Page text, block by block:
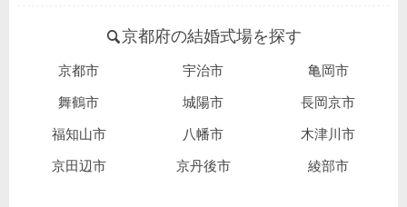
京都府の結婚式場を探す
京都市 宇治市 亀岡市
舞鶴市 城陽市 長岡京市
福知山市 八幡市 木津川市
京田辺市 京丹後市 綾部市